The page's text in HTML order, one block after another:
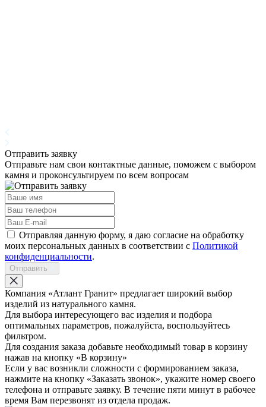
Отправить заявку
Отправьте нам свои контактные данные, поможем с выбором
камня и проконсультируем по всем вопросам
Отправляя данную форму, я даю согласие на обработку
моих персональных данных в соответствии с Политикой
конфиденциальности.
Отправить
Компания «Атлант Гранит» предлагает широкий выбор
изделий из натурального камня.
Для выбора интересующего вас изделия и подбора
оптимальных параметров, пожалуйста, воспользуйтесь
фильтром.
Для создания заказа добавьте необходимый товар в корзину
нажав на кнопку «В корзину»
Если у вас возникли сложности с формированием заказа,
нажмите на кнопку «Заказать звонок», укажите номер своего
телефона и отправьте заявку. В течение пяти минут в рабочее
время Вам перезвонят из отдела продаж.